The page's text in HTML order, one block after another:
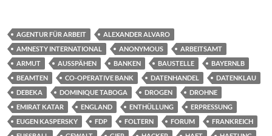
AGENTUR FÜR ARBEIT
ALEXANDER ALVARO
AMNESTY INTERNATIONAL
ANONYMOUS
ARBEITSAMT
ARMUT
AUSSPÄHEN BANKEN BAUSTELLE
BAYERNLB
BEAMTEN
CO-OPERATIVE BANK DATENHANDEL
DATENKLAU
DEBEKA
DOMINIQUE TABOGA DROGEN
DROHNE
EMIRAT KATAR
ENGLAND ENTHÜLLUNG
ERPRESSUNG
EUGEN KASPERSKY
FDP FOLTERN FORUM
FRANKREICH